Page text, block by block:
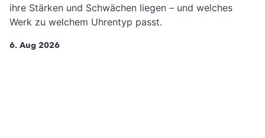
ihre Stärken und Schwächen liegen – und welches
Werk zu welchem Uhrentyp passt.
6. Aug 2026